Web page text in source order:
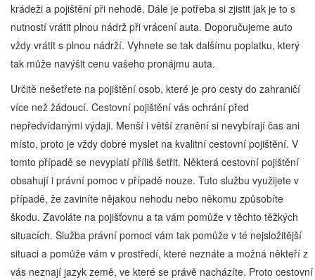
krádeži a pojištění při nehodě. Dále je potřeba si zjistit jak je to s
nutností vrátit plnou nádrž při vrácení auta. Doporučujeme auto
vždy vrátit s plnou nádrží. Vyhnete se tak dalšímu poplatku, který
tak může navýšit cenu vašeho pronájmu auta.
Určitě nešetřete na pojištění osob, které je pro cesty do zahraničí
více než žádoucí. Cestovní pojištění vás ochrání před
nepředvídanými výdaji. Menší i větší zranění si nevybírají čas ani
místo, proto je vždy dobré myslet na kvalitní cestovní pojištění. V
tomto případě se nevyplatí příliš šetřit. Některá cestovní pojištění
obsahují i právní pomoc v případě nouze. Tuto službu využijete v
případě, že zaviníte nějakou nehodu nebo někomu způsobíte
škodu. Zavoláte na pojišťovnu a ta vám pomůže v těchto těžkých
situacích. Služba právní pomoci vám tak pomůže v té nejsložitější
situaci a pomůže vám v prostředí, které neznáte a možná někteří z
vás neznají jazyk země, ve které se právě nacházíte. Proto cestovní